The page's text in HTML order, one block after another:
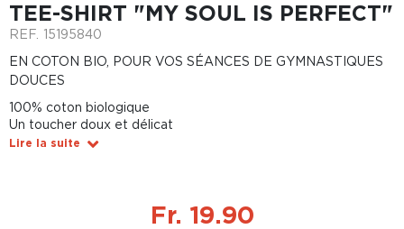
TEE-SHIRT "MY SOUL IS PERFECT"
REF. 15195840
EN COTON BIO, POUR VOS SÉANCES DE GYMNASTIQUES
DOUCES
100% coton biologique
Un toucher doux et délicat
Lire la suite
Fr. 19.90